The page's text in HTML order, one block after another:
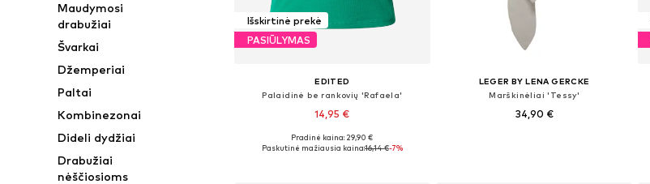
Maudymosi
drabužiai
Švarkai
Džemperiai
Paltai
Kombinezonai
Dideli dydžiai
Drabužiai
nėščiosioms
Išskirtinė prekė
PASIŪLYMAS
EDITED
Palaidinė be rankovių 'Rafaela'
14,95 €
+6
Galimi dydžiai: XS, S, M, XL
Pradinė kaina: 29,90 €
Paskutinė mažiausia kaina:16,14 €-7%
LEGER BY LENA GERCKE
Marškinėliai 'Tessy'
34,90 €